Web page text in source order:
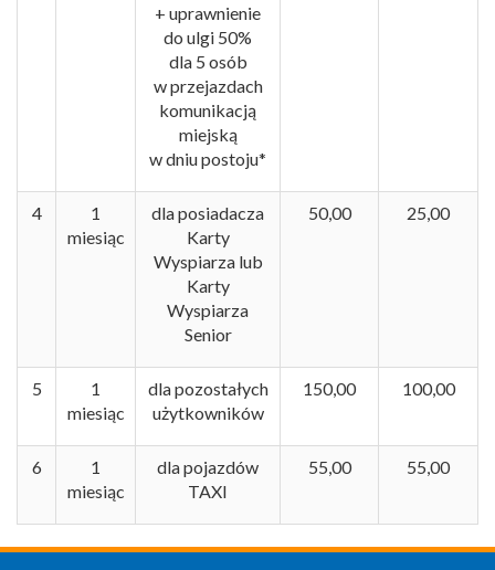
+ uprawnienie
do ulgi 50%
dla 5 osób
w przejazdach
komunikacją
miejską
w dniu postoju*
4
1
miesiąc
dla posiadacza
Karty
Wyspiarza lub
Karty
Wyspiarza
Senior
50,00 25,00
5
1
miesiąc
dla pozostałych
użytkowników
150,00 100,00
6
1
miesiąc
dla pojazdów
TAXI
55,00 55,00